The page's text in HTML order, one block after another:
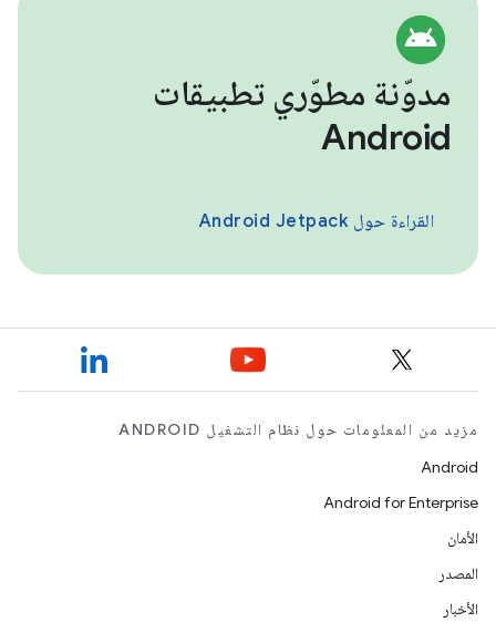
مدوّنة مطوّري تطبيقات
Android
القراءة حول Android Jetpack
مزيد من المعلومات حول نظام التشغيل ANDROID
Android
Android for Enterprise
الأمان
المصدر
الأخبار